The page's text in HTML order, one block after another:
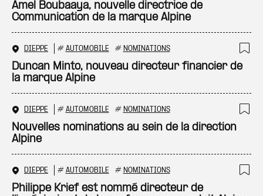
Amel Boubaaya, nouvelle directrice de
Communication de la marque Alpine
DIEPPE # AUTOMOBILE # NOMINATIONS
Duncan Minto, nouveau directeur financier de
la marque Alpine
DIEPPE # AUTOMOBILE # NOMINATIONS
Nouvelles nominations au sein de la direction
Alpine
DIEPPE # AUTOMOBILE # NOMINATIONS
Philippe Krief est nommé directeur de